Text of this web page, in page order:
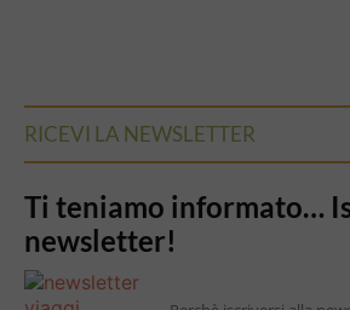
RICEVI LA NEWSLETTER
Ti teniamo informato…
newsletter!